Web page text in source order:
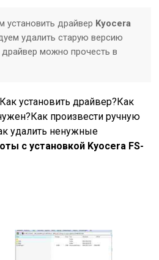
установить драйвер Kyocera
удалить старую версию
можно прочесть в
установить драйвер?Как
произвести ручную
удалить ненужные
с установкой Kyocera FS-